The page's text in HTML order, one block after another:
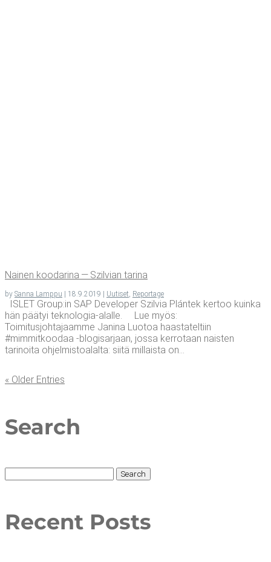
Nai­nen koo­da­ri­na — Szil­vian tarina
by Sanna Lamppu 18.9.2019 Uutiset, Reportage
ISLET Group:in SAP Developer Szilvia Plántek kertoo kuinka
hän päätyi teknologia-alalle. Lue myös:
Toimitusjohtajaamme Janina Luotoa haastateltiin
#mimmitkoodaa -blogisarjaan, jossa kerrotaan naisten
tarinoita ohjelmistoalalta: siitä millaista on...
« Older Entries
Search
Recent Posts